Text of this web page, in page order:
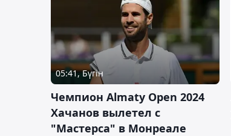
05:41, Бүгін
Чемпион Almaty Open 2024
Хачанов вылетел с
"Мастерса" в Монреале